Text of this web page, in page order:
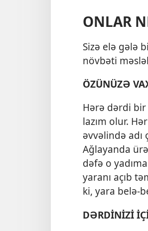
ONLAR
Sizə elə gələ
növbəti
ÖZÜNÜZƏ
Hərə dərdi
lazım olur.
əvvəlində adı
Ağlayanda
dəfə o
yaranı açıb
ki, yara belə-
DƏRDİNİZİ